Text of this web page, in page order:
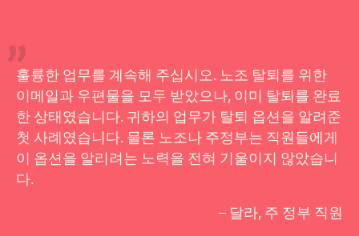
훌륭한 업무를 계속해 주십시오. 노조 탈퇴를 위한
이메일과 우편물을 모두 받았으나, 이미 탈퇴를 완료
한 상태였습니다. 귀하의 업무가 탈퇴 옵션을 알려준
첫 사례였습니다. 물론 노조나 주정부는 직원들에게
이 옵션을 알리려는 노력을 전혀 기울이지 않았습니
다.
– 달라, 주 정부 직원